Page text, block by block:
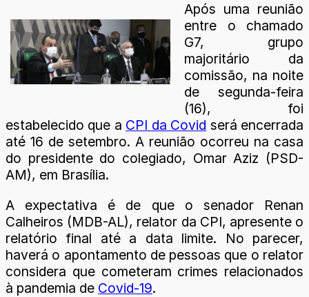
Após uma reunião
entre o chamado
G7, grupo
majoritário da
comissão, na noite
de segunda-feira
(16), foi
estabelecido que a CPI da Covid será encerrada
até 16 de setembro. A reunião ocorreu na casa
do presidente do colegiado, Omar Aziz (PSD-
AM), em Brasília.
A expectativa é de que o senador Renan
Calheiros (MDB-AL), relator da CPI, apresente o
relatório final até a data limite. No parecer,
haverá o apontamento de pessoas que o relator
considera que cometeram crimes relacionados
à pandemia de Covid-19.